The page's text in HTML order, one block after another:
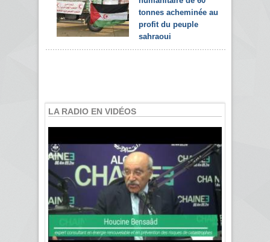
tonnes acheminée au
profit du peuple
sahraoui
LA RADIO EN VIDÉOS